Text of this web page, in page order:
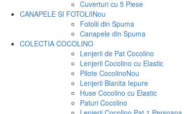
Cuverturi cu 5 Piese
CANAPELE SI FOTOLIINou
Fotolii din Spuma
Canapele din Spuma
COLECTIA COCOLINO
Lenjerii de Pat Cocolino
Lenjerii Cocolino cu Elastic
Pilote CocolinoNou
Lenjerii Blanita Iepure
Huse Cocolino cu Elastic
Paturi Cocolino